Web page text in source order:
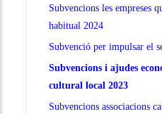
Subvencions les empreses
habitual 2024
Subvenció per impulsar el
Subvencions i ajudes
cultural local 2023
Subvencions associacions